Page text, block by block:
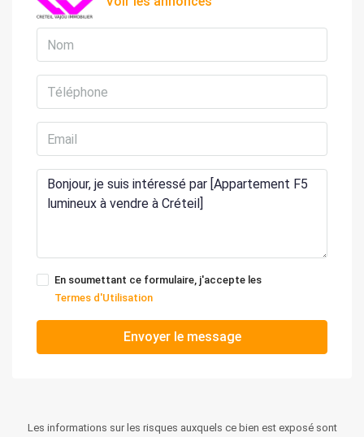
En soumettant ce formulaire, j'accepte les
Termes d'Utilisation
Envoyer le message
Les informations sur les risques auxquels ce bien est exposé sont